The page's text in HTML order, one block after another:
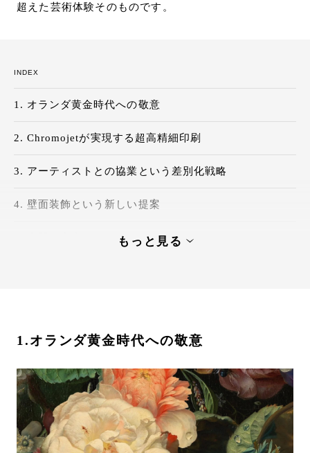
超えた芸術体験そのものです。
INDEX
オランダ黄金時代への敬意
Chromojetが実現する超高精細印刷
アーティストとの協業という差別化戦略
壁面装飾という新しい提案
空間を変容させるスタイリング
もっと見る
1.オランダ黄金時代への敬意